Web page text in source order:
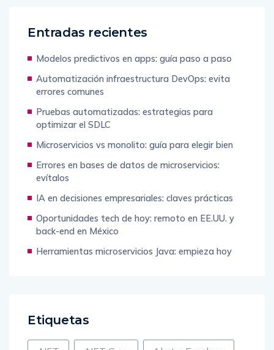
Entradas recientes
Modelos predictivos en apps: guía paso a paso
Automatización infraestructura DevOps: evita
errores comunes
Pruebas automatizadas: estrategias para
optimizar el SDLC
Microservicios vs monolito: guía para elegir bien
Errores en bases de datos de microservicios:
evítalos
IA en decisiones empresariales: claves prácticas
Oportunidades tech de hoy: remoto en EE.UU. y
back-end en México
Herramientas microservicios Java: empieza hoy
Etiquetas